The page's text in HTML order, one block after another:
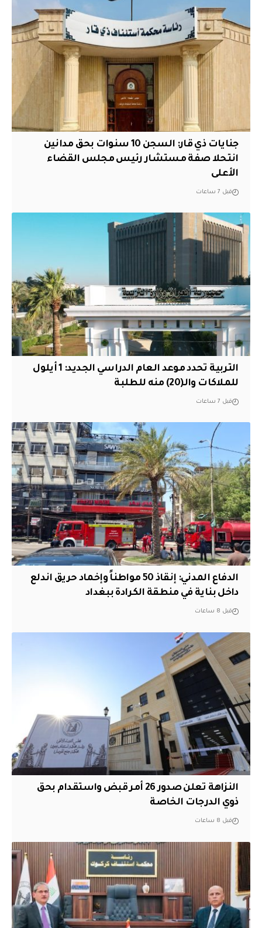
جنايات ذي قار: السجن 10 سنوات بحق مدانين
انتحلا صفة مستشار رئيس مجلس القضاء
الأعلى
قبل 7 ساعات
التربية تحدد موعد العام الدراسي الجديد: 1 أيلول
للملاكات والـ(20) منه للطلبة
قبل 7 ساعات
الدفاع المدني: إنقاذ 50 مواطناً وإخماد حريق اندلع
داخل بناية في منطقة الكرادة ببغداد
قبل 8 ساعات
النزاهة تعلن صدور 26 أمر قبض واستقدام بحق
ذوي الدرجات الخاصة
قبل 8 ساعات